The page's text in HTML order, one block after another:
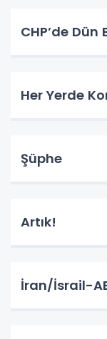
CHP’de Dün
Her Yerde
Şüphe
Artık!
İran/İsrail-